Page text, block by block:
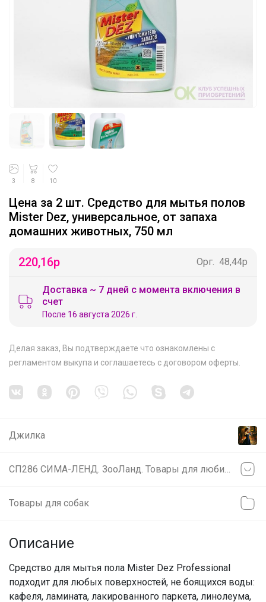
3 8 10
Цена за 2 шт. Средство для мытья полов
Mister Dez, универсальное, от запаха
домашних животных, 750 мл
220,16р Орг. 48,44р
Доставка ~ 7 дней с момента включения в
счет
После 16 августа 2026 г.
Делая заказ, Вы подтверждаете что ознакомлены с
регламентом выкупа и соглашаетесь с договором оферты
Джилка
Товары для собак
Описание
Средство для мытья пола Mister Dez Professional
подходит для любых поверхностей, не боящихся воды:
кафеля, ламината, лакированного паркета, линолеума,